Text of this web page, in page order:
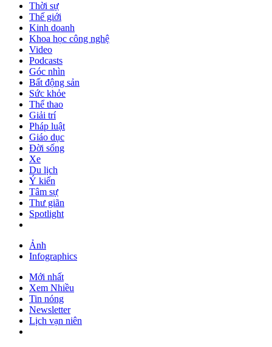
Thời sự
Thế giới
Kinh doanh
Khoa học công nghệ
Video
Podcasts
Góc nhìn
Bất động sản
Sức khỏe
Thể thao
Giải trí
Pháp luật
Giáo dục
Đời sống
Xe
Du lịch
Ý kiến
Tâm sự
Thư giãn
Spotlight
Ảnh
Infographics
Mới nhất
Xem Nhiều
Tin nóng
Newsletter
Lịch vạn niên